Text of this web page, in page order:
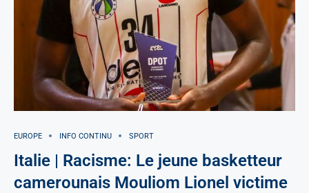
EUROPE INFO CONTINU SPORT
Italie | Racisme: Le jeune basketteur
camerounais Mouliom Lionel victime